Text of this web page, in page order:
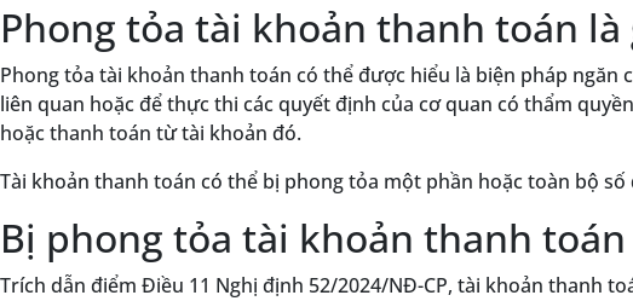
Phong tỏa tài khoản thanh toán là
Phong tỏa tài khoản thanh toán có thể được hiểu là biện pháp
liên quan hoặc để thực thi các quyết định của cơ quan có thẩm
hoặc thanh toán từ tài khoản đó.
Tài khoản thanh toán có thể bị phong tỏa một phần hoặc toàn bộ
Bị phong tỏa tài khoản thanh
Trích dẫn điểm Điều 11 Nghị định 52/2024/NĐ-CP, tài khoản thanh